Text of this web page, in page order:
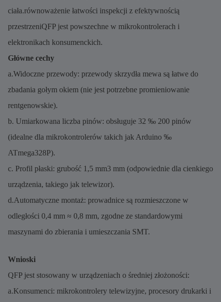
ciała.równoważenie łatwości inspekcji z efektywnością
przestrzeniQFP jest powszechne w mikrokontrolerach i
elektronikach konsumenckich.
Główne cechy
a.Widoczne przewody: przewody skrzydła mewa są łatwe do
zbadania gołym okiem (nie jest potrzebne promieniowanie
rentgenowskie).
b. Umiarkowana liczba pinów: obsługuje 32 ‰ 200 pinów
(idealne dla mikrokontrolerów takich jak Arduino ‰
ATmega328P).
c. Profil płaski: grubość 1,5 mm3 mm (odpowiednie dla cienkiego
urządzenia, takiego jak telewizor).
d.Automatyczne montaż: prowadnice są rozmieszczone w
odległości 0,4 mm ≈ 0,8 mm, zgodne ze standardowymi
maszynami do zbierania i umieszczania SMT.
Wnioski
QFP jest stosowany w urządzeniach o średniej złożoności:
a.Konsumenci: mikrokontrolery telewizyjne, procesory drukarki i